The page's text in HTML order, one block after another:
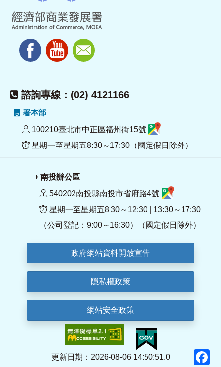
諮詢專線：(02) 4121166
署本部
100210臺北市中正區福州街15號
星期一至星期五8:30～17:30（國定假日除外）
南投辦公區
540202南投縣南投市省府路4號
星期一至星期五8:30～12:30 | 13:30～17:30
（公司登記：9:00～16:30）（國定假日除外）
政府網站資料開放宣告
隱私權政策
網站安全政策
更新日期：2026-08-06 14:50:51.0